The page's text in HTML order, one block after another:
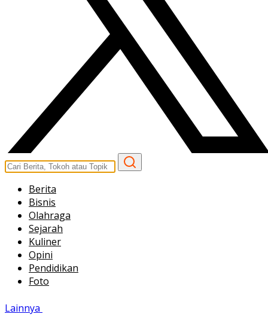
Berita
Bisnis
Olahraga
Sejarah
Kuliner
Opini
Pendidikan
Foto
Lainnya